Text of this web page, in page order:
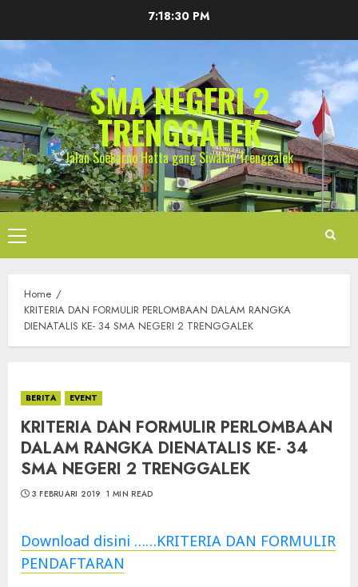
content
7:18:30 PM
SMA NEGERI 2
TRENGGALEK
Jalan Soekarno Hatta gang Siwalan Trenggalek
Primary
Menu
Home
KRITERIA DAN FORMULIR PERLOMBAAN DALAM RANGKA
DIENATALIS KE- 34 SMA NEGERI 2 TRENGGALEK
BERITA EVENT
KRITERIA DAN FORMULIR PERLOMBAAN
DALAM RANGKA DIENATALIS KE- 34
SMA NEGERI 2 TRENGGALEK
3 FEBRUARI 2019 1 MIN READ
Download disini ……KRITERIA DAN FORMULIR
PENDAFTARAN